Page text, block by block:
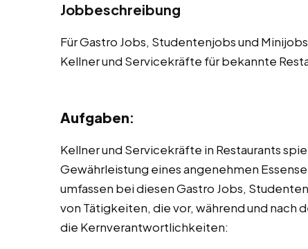
Jobbeschreibung
Für Gastro Jobs, Studentenjobs und
Kellner und Servicekräfte für bekannte
Aufgaben:
Kellner und Servicekräfte in Restaurants
Gewährleistung eines angenehmen
umfassen bei diesen Gastro Jobs,
von Tätigkeiten, die vor, während und nach
die Kernverantwortlichkeiten: